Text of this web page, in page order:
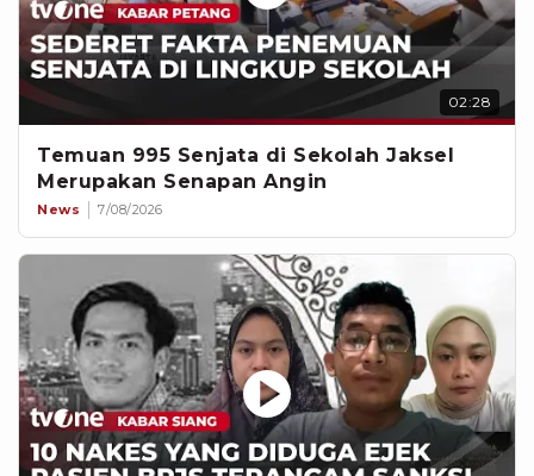
02:28
Temuan 995 Senjata di Sekolah Jaksel
Merupakan Senapan Angin
News 7/08/2026